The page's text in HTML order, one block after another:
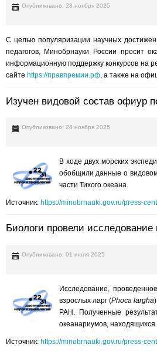
Опубликовано: 28 ноября 2025
С целью популяризации научных
педагогов, Минобрнауки России просит
информационную поддержку конкурсов на
сайте https://правпремии.рф, а также на
Изучен видовой состав офиур
Опубликовано: 28 ноября 2025
В ходе двух морских
обобщили данные о видовом
части Тихого океана.
Источник: https://minobrnauki.gov.ru/press-
Биологи провели
Опубликовано: 01 июля 2025
Исследование,
взрослых ларг (Phoca largha
РАН. Полученные
океанариумов,
Источник: https://minobrnauki.gov.ru/press-